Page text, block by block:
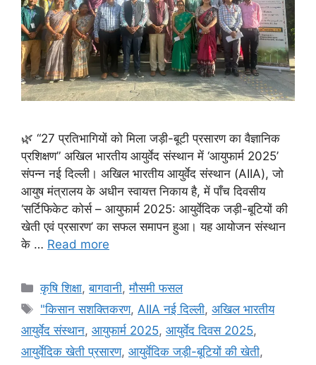
🌿 “27 प्रतिभागियों को मिला जड़ी-बूटी प्रसारण का वैज्ञानिक
प्रशिक्षण” अखिल भारतीय आयुर्वेद संस्थान में ‘आयुफार्म 2025’
संपन्न नई दिल्ली। अखिल भारतीय आयुर्वेद संस्थान (AIIA), जो
आयुष मंत्रालय के अधीन स्वायत्त निकाय है, में पाँच दिवसीय
‘सर्टिफिकेट कोर्स – आयुफार्म 2025: आयुर्वेदिक जड़ी-बूटियों की
खेती एवं प्रसारण’ का सफल समापन हुआ। यह आयोजन संस्थान
के … Read more
कृषि शिक्षा,बागवानी,मौसमी फसल
"किसान सशक्तिकरण,AIIA नई दिल्ली,अखिल भारतीय
आयुर्वेद संस्थान, आयुफार्म 2025, आयुर्वेद दिवस 2025,
आयुर्वेदिक खेती प्रसारण, आयुर्वेदिक जड़ी-बूटियों की खेती,